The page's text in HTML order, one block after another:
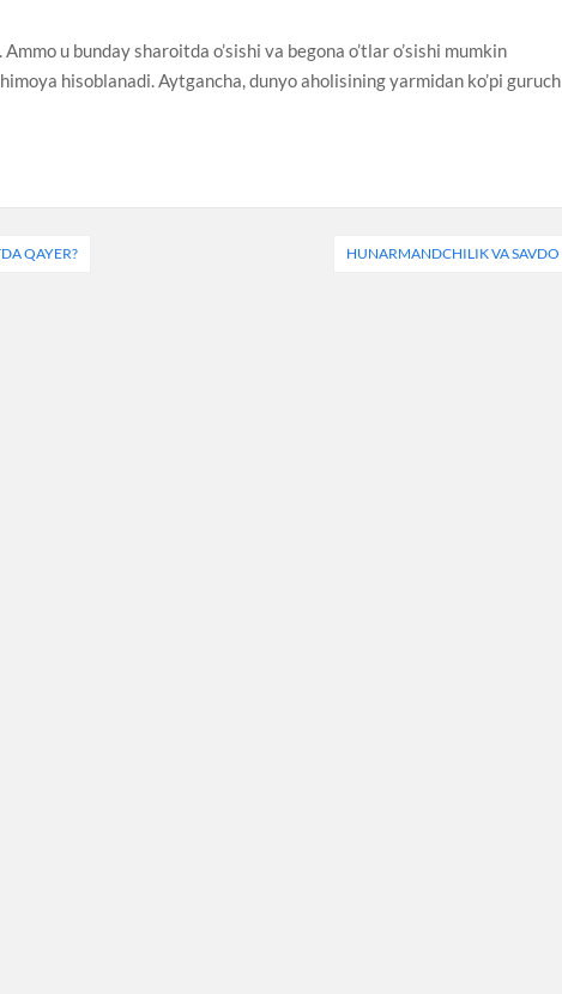
u bunday sharoitda o’sishi va begona o’tlar o’sishi mumkin
hisoblanadi. Aytgancha, dunyo aholisining yarmidan ko’pi guruch
QAYER? HUNARMANDCHILIK VA SAVDO